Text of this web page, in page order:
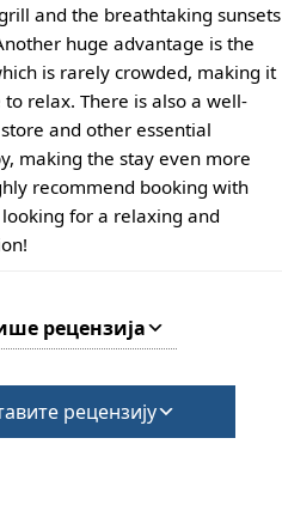
and the breathtaking sunsets
huge advantage is the
is rarely crowded, making it
relax. There is also a well-
and other essential
making the stay even more
recommend booking with
for a relaxing and
рецензија
рецензију